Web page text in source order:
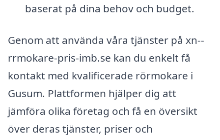
baserat på dina behov och budget.
Genom att använda våra tjänster på xn--
rrmokare-pris-imb.se kan du enkelt få
kontakt med kvalificerade rörmokare i
Gusum. Plattformen hjälper dig att
jämföra olika företag och få en översikt
över deras tjänster, priser och